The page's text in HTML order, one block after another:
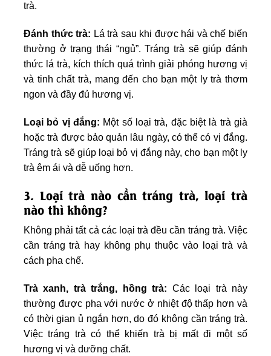
trà.
Đánh thức trà: Lá trà sau khi được hái và chế biến
thường ở trạng thái “ngủ”. Tráng trà sẽ giúp đánh
thức lá trà, kích thích quá trình giải phóng hương vị
và tinh chất trà, mang đến cho bạn một ly trà thơm
ngon và đầy đủ hương vị.
Loại bỏ vị đắng: Một số loại trà, đặc biệt là trà già
hoặc trà được bảo quản lâu ngày, có thể có vị đắng.
Tráng trà sẽ giúp loại bỏ vị đắng này, cho bạn một ly
trà êm ái và dễ uống hơn.
3. Loại trà nào cần tráng trà, loại trà
nào thì không?
Không phải tất cả các loại trà đều cần tráng trà. Việc
cần tráng trà hay không phụ thuộc vào loại trà và
cách pha chế.
Trà xanh, trà trắng, hồng trà: Các loại trà này
thường được pha với nước ở nhiệt độ thấp hơn và
có thời gian ủ ngắn hơn, do đó không cần tráng trà.
Việc tráng trà có thể khiến trà bị mất đi một số
hương vị và dưỡng chất.